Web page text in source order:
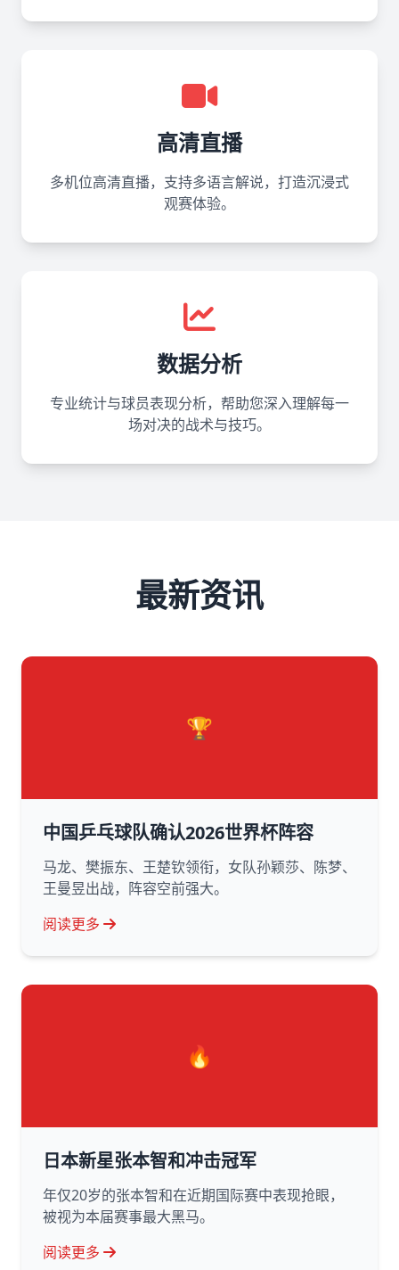
高清直播
多机位高清直播，支持多语言解说，打造沉浸式
观赛体验。
数据分析
专业统计与球员表现分析，帮助您深入理解每一
场对决的战术与技巧。
最新资讯
🏆
中国乒乓球队确认2026世界杯阵容
马龙、樊振东、王楚钦领衔，女队孙颖莎、陈梦、
王曼昱出战，阵容空前强大。
阅读更多
🔥
日本新星张本智和冲击冠军
年仅20岁的张本智和在近期国际赛中表现抢眼，
被视为本届赛事最大黑马。
阅读更多